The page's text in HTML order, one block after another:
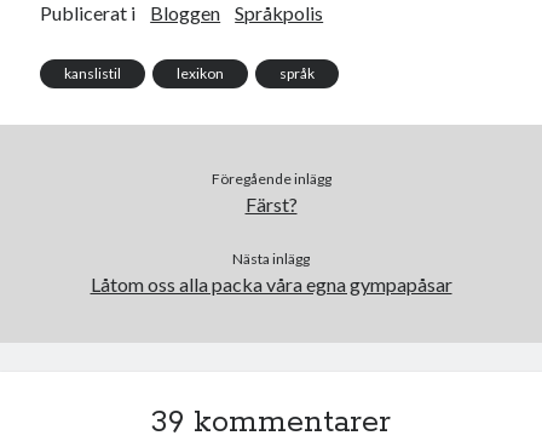
Meta
Logga in
Flöde för inlägg
Pejpalla!
b
k
t
Publicerat i Bloggen Språkpolis
kanslistil lexikon språk
Föregående inlägg
Färst?
Nästa inlägg
Låtom oss alla packa våra egna gympapåsar
39 kommentarer